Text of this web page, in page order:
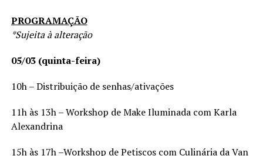
PROGRAMAÇÃO
*Sujeita à alteração
05/03 (quinta-feira)
10h – Distribuição de senhas/ativações
11h às 13h – Workshop de Make Iluminada com Karla
Alexandrina
15h às 17h –Workshop de Petiscos com Culinária da Van